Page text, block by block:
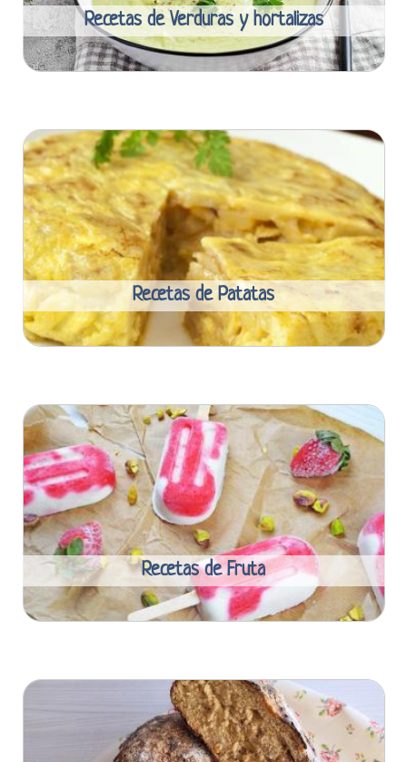
Recetas de Verduras y hortalizas
Recetas de Patatas
Recetas de Fruta